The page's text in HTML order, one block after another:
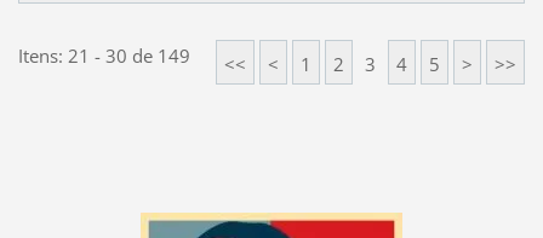
Itens: 21 - 30 de 149 << < 1 2 3 4 5 > >>